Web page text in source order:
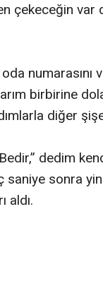
çekeceğin var
numarasını
birbirine
diğer
dedim
saniye sonra
aldı.